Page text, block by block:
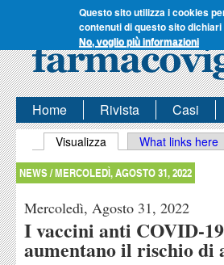
Questo sito utilizza i cookies
contenuti di questo sito
No, voglio più informazioni
Home Rivista Casi
Schede primarie
Visualizza (scheda attiva)
What links here
NEWS /MERCOLEDÌ, AGOSTO 31, 2022
Mercoledì, Agosto 31, 2022
I vaccini anti COVID-
aumentano il rischio di